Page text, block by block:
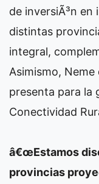
de inversiÃ³n
distintas
integral,
Asimismo, Neme
presenta para la
Conectividad
â€œEstamos
provincias